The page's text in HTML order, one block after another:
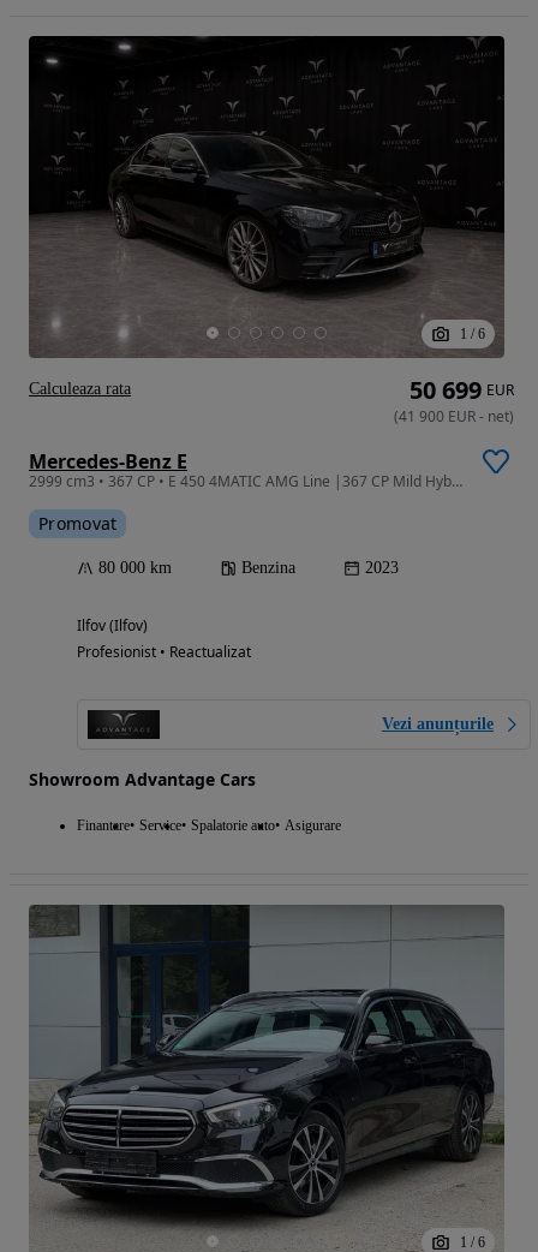
1 / 6
Mercedes-Benz E
2999 cm3 • 367 CP • E 450 4MATIC AMG Line |367 CP Mild Hybrid| Panoramic| Burmester | 360
Promovat
80 000 km Benzina 2023
Ilfov (Ilfov)
Profesionist • Reactualizat
Vezi anunțurile
Showroom Advantage Cars
Finantare Service Spalatorie auto Asigurare
50 699 EUR
(41 900 EUR- net)
Calculeaza rata
1 / 6